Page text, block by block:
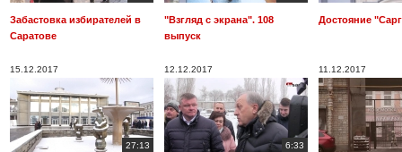
Забастовка избирателей в
Саратове
"Взгляд с экрана". 108
выпуск
Достояние
15.12.2017
27:13
12.12.2017
6:33
11.12.2017